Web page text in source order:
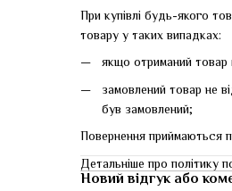
При купівлі будь-якого
товару у таких випадках:
якщо отриманий товар
замовлений товар не
був замовлений;
Повернення приймаються
Детальніше про політику
Новий відгук або